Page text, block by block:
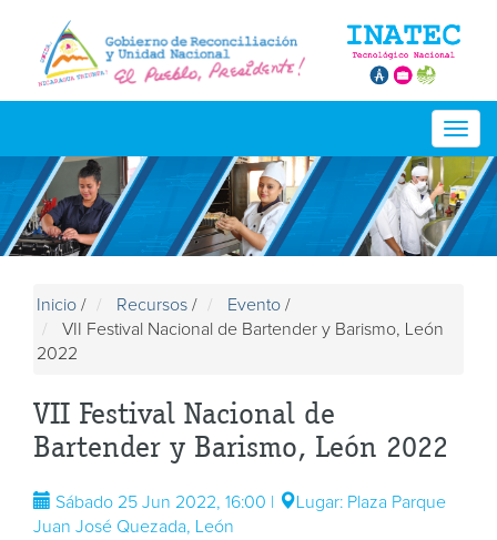
Inicio / Recursos / Evento /
2022
VII Festival Nacional de
Bartender y Barismo, León 2022
Lugar: Plaza Parque
Juan José Quezada, León